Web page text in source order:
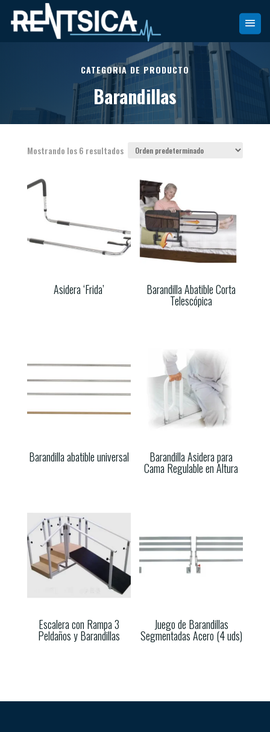
CATEGORIA DE PRODUCTO
Barandillas
Mostrando los 6 resultados
Asidera ‘Frida’ Barandilla Abatible Corta
Telescópica
Barandilla abatible universal Barandilla Asidera para
Cama Regulable en Altura
Escalera con Rampa 3
Peldaños y Barandillas
Juego de Barandillas
Segmentadas Acero (4 uds)